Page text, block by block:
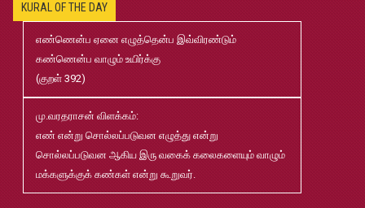
Jun
02
2026-2027 B.Ed., M.Ed., Application
Jun
02
B.Ed and M.Ed Admission Prospectus 2026-27
May
22
மரங்கள் ஏலம் விடுதல்
May Robert-Caldwell-Chair-Fellowship-Temporary-Basis
KURAL OF THE DAY
எண்ணென்ப ஏனை எழுத்தென்ப இவ்விரண்டும்
கண்ணென்ப வாழும் உயிர்க்கு
(குறள் 392)
மு.வரதராசன் விளக்கம்:
எண் என்று சொல்லப்படுவன எழுத்து என்று
சொல்லப்படுவன ஆகிய இரு வகைக் கலைகளையும் வாழும்
மக்களுக்குக் கண்கள் என்று கூறுவர்.